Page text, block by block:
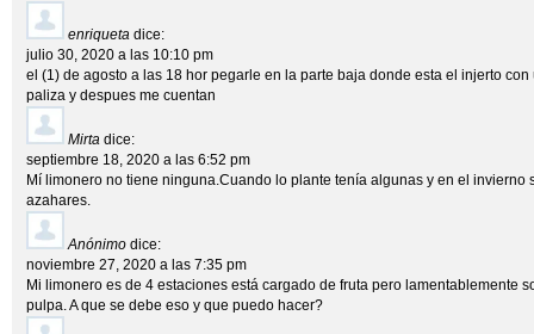
enriqueta dice:
julio 30, 2020 a las 10:10 pm
el (1) de agosto a las 18 hor pegarle en la parte baja donde esta el injerto
paliza y despues me cuentan
Mirta dice:
septiembre 18, 2020 a las 6:52 pm
Mí limonero no tiene ninguna.Cuando lo plante tenía algunas y en el invierno
azahares.
Anónimo dice:
noviembre 27, 2020 a las 7:35 pm
Mi limonero es de 4 estaciones está cargado de fruta pero lamentablemente
pulpa. A que se debe eso y que puedo hacer?